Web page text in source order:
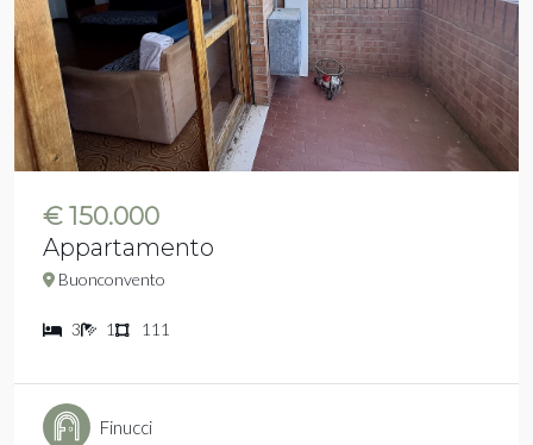
€ 150.000
Appartamento
Buonconvento
3 1 111
Finucci